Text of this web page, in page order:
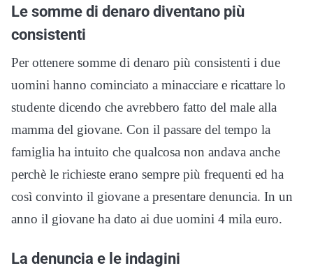
Le somme di denaro diventano più
consistenti
Per ottenere somme di denaro più consistenti i due
uomini hanno cominciato a minacciare e ricattare lo
studente dicendo che avrebbero fatto del male alla
mamma del giovane. Con il passare del tempo la
famiglia ha intuito che qualcosa non andava anche
perchè le richieste erano sempre più frequenti ed ha
così convinto il giovane a presentare denuncia. In un
anno il giovane ha dato ai due uomini 4 mila euro.
La denuncia e le indagini